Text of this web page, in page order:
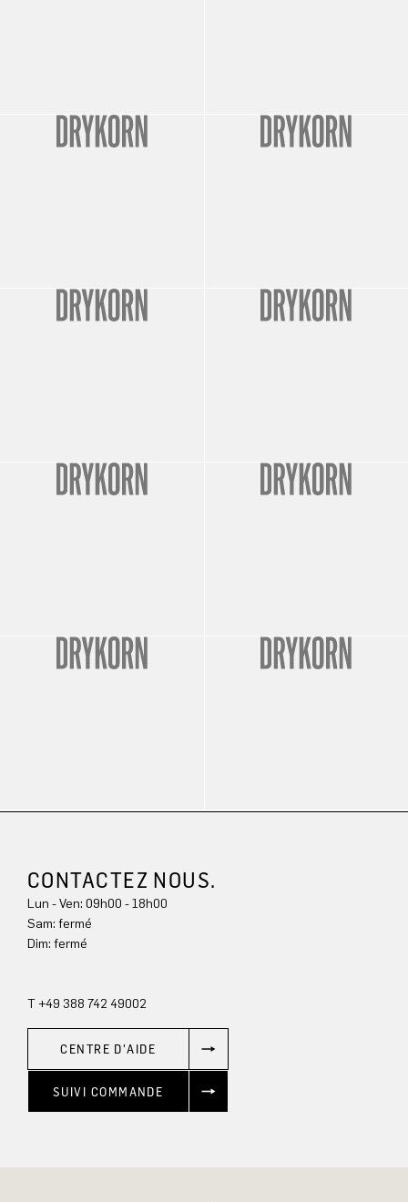
CONTACTEZ NOUS.
Lun - Ven: 09h00 - 18h00
Sam: fermé
Dim: fermé
T +49 388 742 49002
CENTRE D'AIDE
SUIVI COMMANDE